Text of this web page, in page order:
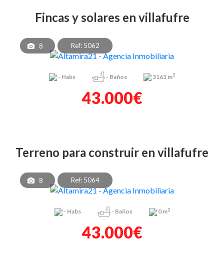
fincas y solares en villafufre
8 Ref: 5062
- Habs - Baños 3163 m2
43.000€
terreno para construir en villafufre
8 Ref: 5064
- Habs - Baños 0 m2
43.000€